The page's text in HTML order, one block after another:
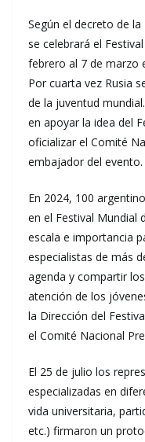
Según el decreto de la
se celebrará el
febrero al 7 de marzo
Por cuarta vez Rusia
de la juventud
en apoyar la idea del
oficializar el Comité
embajador del evento.
En 2024, 100
en el Festival Mundial
escala e importancia
especialistas de más
agenda y compartir
atención de los
la Dirección del
el Comité Nacional
El 25 de julio los
especializadas en
vida universitaria,
etc.) firmaron un